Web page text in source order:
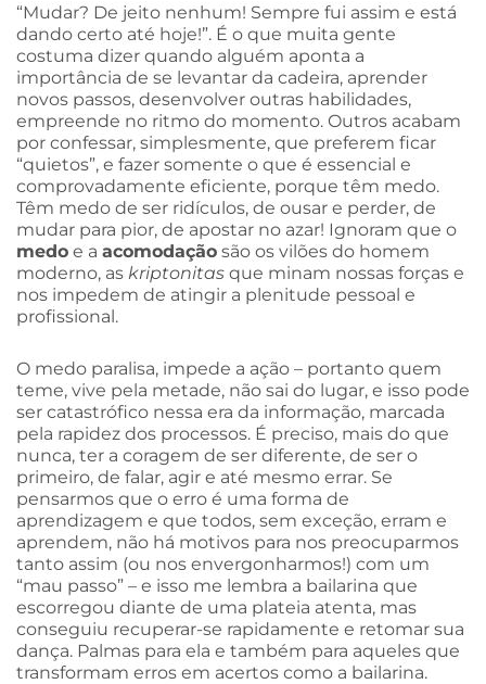
“Mudar? De jeito nenhum! Sempre fui assim e está
dando certo até hoje!”. É o que muita gente
costuma dizer quando alguém aponta a
importância de se levantar da cadeira, aprender
novos passos, desenvolver outras habilidades,
empreende no ritmo do momento. Outros acabam
por confessar, simplesmente, que preferem ficar
“quietos”, e fazer somente o que é essencial e
comprovadamente eficiente, porque têm medo.
Têm medo de ser ridículos, de ousar e perder, de
mudar para pior, de apostar no azar! Ignoram que o
medo e a acomodação são os vilões do homem
moderno, as kriptonitas que minam nossas forças e
nos impedem de atingir a plenitude pessoal e
profissional.
O medo paralisa, impede a ação – portanto quem
teme, vive pela metade, não sai do lugar, e isso pode
ser catastrófico nessa era da informação, marcada
pela rapidez dos processos. É preciso, mais do que
nunca, ter a coragem de ser diferente, de ser o
primeiro, de falar, agir e até mesmo errar. Se
pensarmos que o erro é uma forma de
aprendizagem e que todos, sem exceção, erram e
aprendem, não há motivos para nos preocuparmos
tanto assim (ou nos envergonharmos!) com um
“mau passo” – e isso me lembra a bailarina que
escorregou diante de uma plateia atenta, mas
conseguiu recuperar-se rapidamente e retomar sua
dança. Palmas para ela e também para aqueles que
transformam erros em acertos como a bailarina.